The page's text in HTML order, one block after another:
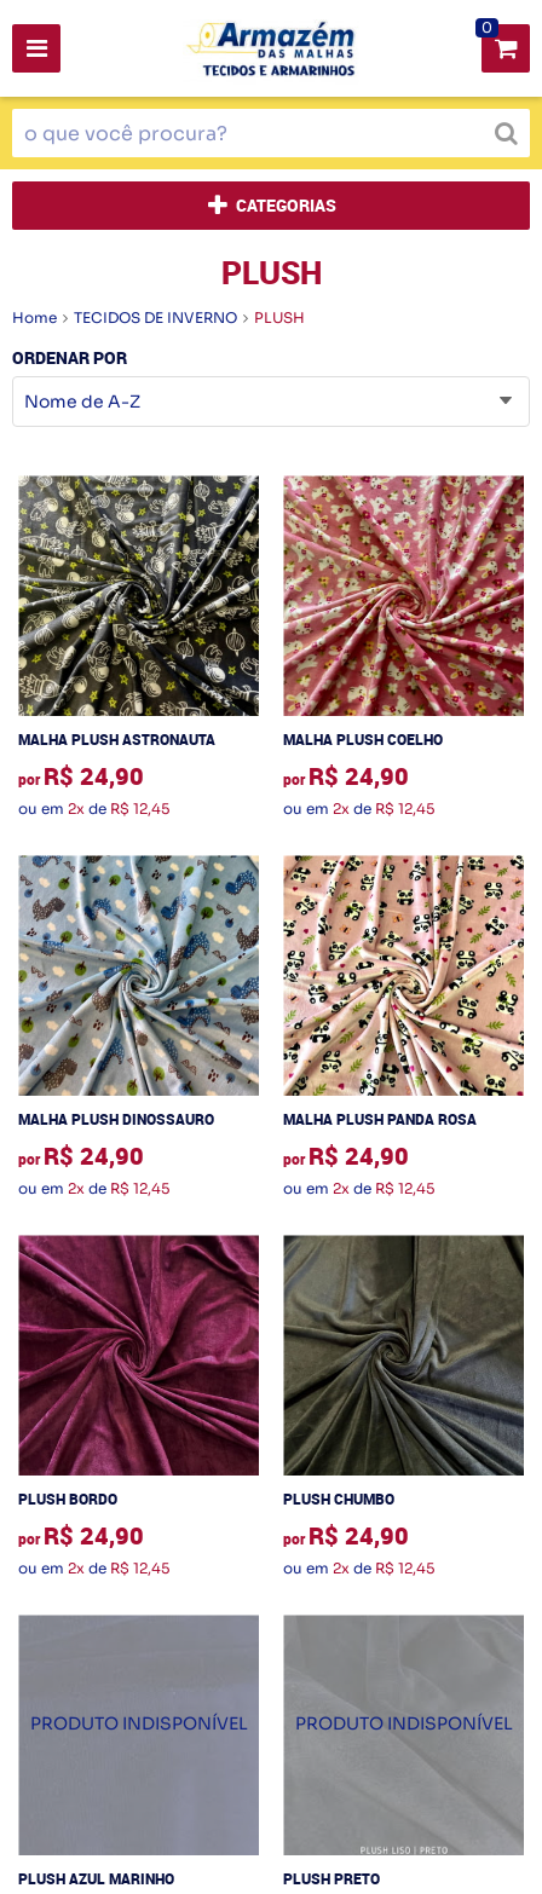
0
CATEGORIAS
PLUSH
Home TECIDOS DE INVERNO PLUSH
ORDENAR POR
Nome de A-Z
MALHA PLUSH ASTRONAUTA
por R$ 24,90
ou em 2x de R$ 12,45
MALHA PLUSH COELHO
por R$ 24,90
ou em 2x de R$ 12,45
MALHA PLUSH DINOSSAURO
por R$ 24,90
ou em 2x de R$ 12,45
MALHA PLUSH PANDA ROSA
por R$ 24,90
ou em 2x de R$ 12,45
PLUSH BORDO
por R$ 24,90
ou em 2x de R$ 12,45
PLUSH CHUMBO
por R$ 24,90
ou em 2x de R$ 12,45
PLUSH AZUL MARINHO PLUSH PRETO